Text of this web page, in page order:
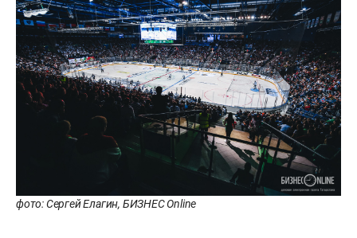
фото: Сергей Елагин, БИЗНЕС Online